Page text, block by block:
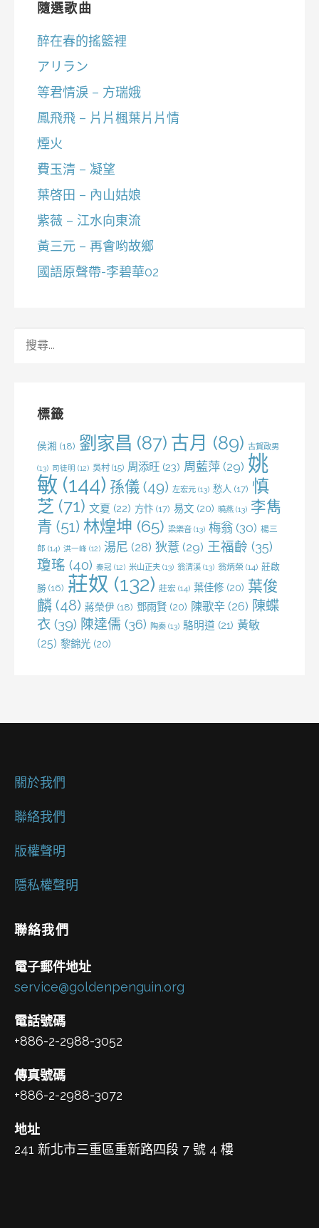
隨選歌曲
醉在春的搖籃裡
アリラン
等君情淚 – 方瑞娥
鳳飛飛 – 片片楓葉片片情
煙火
費玉清 – 凝望
葉啓田 – 內山姑娘
紫薇 – 江水向東流
黃三元 – 再會哟故鄉
國語原聲帶-李碧華02
標籤
侯湘 (18) 劉家昌 (87) 古月 (89) 古賀政男
(13) 司徒明 (12) 吳村 (15) 周添旺 (23) 周藍萍 (29) 姚
敏 (144) 孫儀 (49) 左宏元 (13) 愁人 (17) 慎
芝 (71) 文夏 (22) 方忭 (17) 易文 (20) 曉燕 (13) 李雋
青 (51) 林煌坤 (65) 梁樂音 (13) 梅翁 (30) 楊三
郎 (14) 洪一峰 (12) 湯尼 (28) 狄薏 (29) 王福齡 (35)
瓊瑤 (40) 秦冠 (12) 米山正夫 (13) 翁清溪 (13) 翁炳榮 (14) 莊啟
勝 (16) 莊奴 (132) 莊宏 (14) 葉佳修 (20) 葉俊
麟 (48) 蔣榮伊 (18) 鄧雨賢 (20) 陳歌辛 (26) 陳蝶
衣 (39) 陳達儒 (36) 陶秦 (13) 駱明道 (21) 黃敏
(25) 黎錦光 (20)
關於我們
聯絡我們
版權聲明
隱私權聲明
聯絡我們
電子郵件地址
service@goldenpenguin.org
電話號碼
+886-2-2988-3052
傳真號碼
+886-2-2988-3072
地址
241 新北市三重區重新路四段 7 號 4 樓